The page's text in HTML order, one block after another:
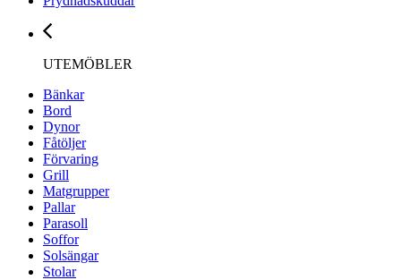
UTEMÖBLER
Bänkar
Bord
Dynor
Fåtöljer
Förvaring
Grill
Matgrupper
Pallar
Parasoll
Soffor
Solsängar
Stolar